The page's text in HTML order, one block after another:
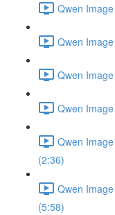
Qwen
Qwen
Qwen
Qwen
Qwen
(2:36)
Qwen
(5:58)